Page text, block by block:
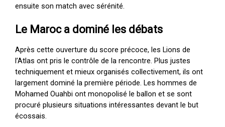
ensuite son match avec sérénité.
Le Maroc a dominé les débats
Après cette ouverture du score précoce, les Lions de
l’Atlas ont pris le contrôle de la rencontre. Plus justes
techniquement et mieux organisés collectivement, ils ont
largement dominé la première période. Les hommes de
Mohamed Ouahbi ont monopolisé le ballon et se sont
procuré plusieurs situations intéressantes devant le but
écossais.